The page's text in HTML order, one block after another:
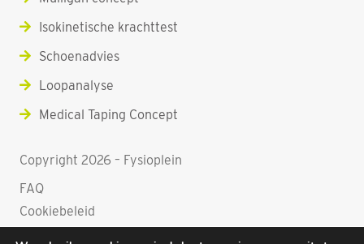
Isokinetische krachttest
Schoenadvies
Loopanalyse
Medical Taping Concept
Copyright 2026 – Fysioplein
FAQ
Cookiebeleid